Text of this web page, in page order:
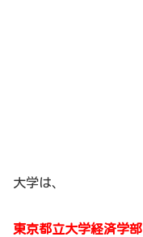
大学は、
東京都立大学経済学部